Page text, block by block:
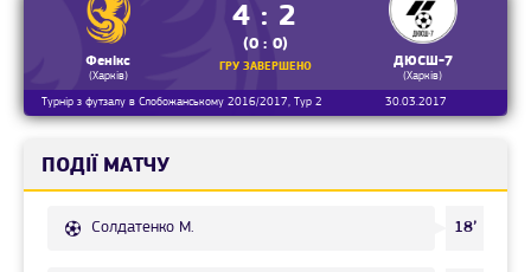
Фенікс
(Харків)
4 : 2
(0 : 0)
ГРУ ЗАВЕРШЕНО ДЮСШ-7
(Харків)
Турнір з футзалу в Слобожанському 2016/2017, Тур 2
30.03.2017
ПОДІЇ МАТЧУ
Солдатенко М. 18’